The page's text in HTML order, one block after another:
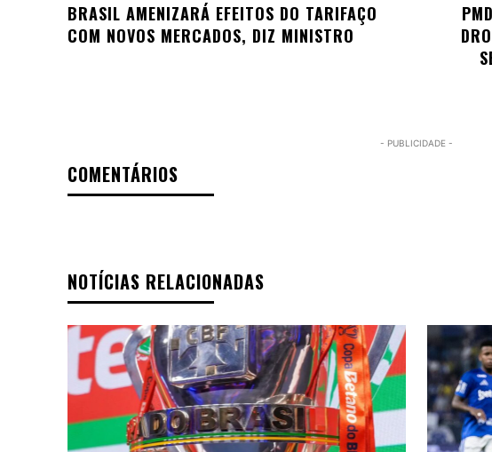
BRASIL AMENIZARÁ EFEITOS DO TARIFAÇO
COM NOVOS MERCADOS, DIZ MINISTRO
- PUBLICIDADE -
COMENTÁRIOS
NOTÍCIAS RELACIONADAS